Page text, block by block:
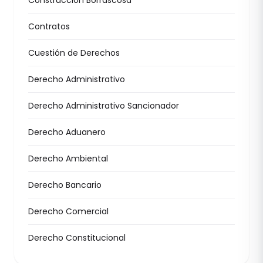
Contratos
Cuestión de Derechos
Derecho Administrativo
Derecho Administrativo Sancionador
Derecho Aduanero
Derecho Ambiental
Derecho Bancario
Derecho Comercial
Derecho Constitucional